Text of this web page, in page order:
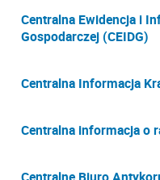
Centralna Ewidencja i
Gospodarczej (CEIDG)
Centralna Informacja
Centralna informacja o